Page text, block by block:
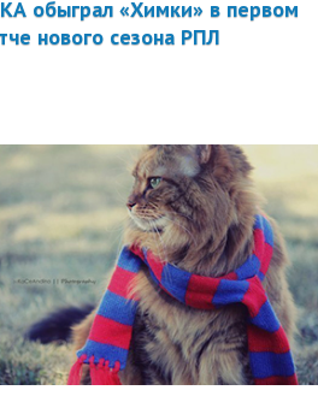
обыграл «Химки» в первом
нового сезона РПЛ